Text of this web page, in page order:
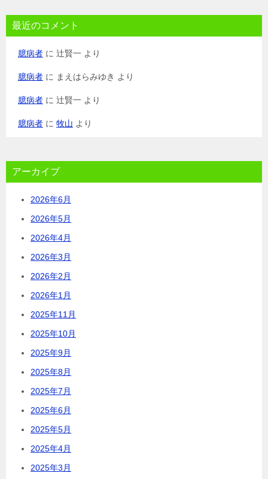
最近のコメント
臆病者 に 辻賢一 より
臆病者 に まえはらみゆき より
臆病者 に 辻賢一 より
臆病者 に 牧山 より
アーカイブ
2026年6月
2026年5月
2026年4月
2026年3月
2026年2月
2026年1月
2025年11月
2025年10月
2025年9月
2025年8月
2025年7月
2025年6月
2025年5月
2025年4月
2025年3月